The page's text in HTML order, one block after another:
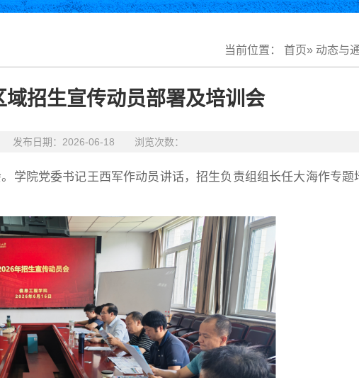
当前位置： 首页» 动态与
招生宣传动员部署及培训会
布日期：2026-06-18 浏览次数：
学院党委书记王西军作动员讲话，招生负责组组长任大海作专题